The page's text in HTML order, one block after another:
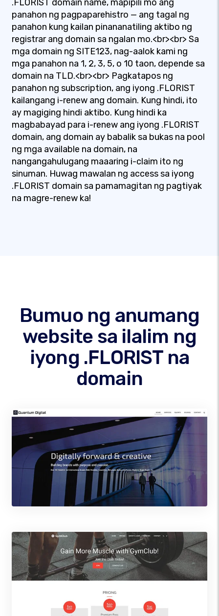
.FLORIST domain name, mapipili mo ang
panahon ng pagpaparehistro — ang tagal ng
panahon kung kailan pinananatiling aktibo ng
registrar ang domain sa ngalan mo.<br><br> Sa
mga domain ng SITE123, nag-aalok kami ng
mga panahon na 1, 2, 3, 5, o 10 taon, depende sa
domain na TLD.<br><br> Pagkatapos ng
panahon ng subscription, ang iyong .FLORIST
kailangang i-renew ang domain. Kung hindi, ito
ay magiging hindi aktibo. Kung hindi ka
magbabayad para i-renew ang iyong .FLORIST
domain, ang domain ay babalik sa bukas na pool
ng mga available na domain, na
nangangahulugang maaaring i-claim ito ng
sinuman. Huwag mawalan ng access sa iyong
.FLORIST domain sa pamamagitan ng pagtiyak
na magre-renew ka!
Bumuo ng anumang
website sa ilalim ng
iyong .FLORIST na
domain